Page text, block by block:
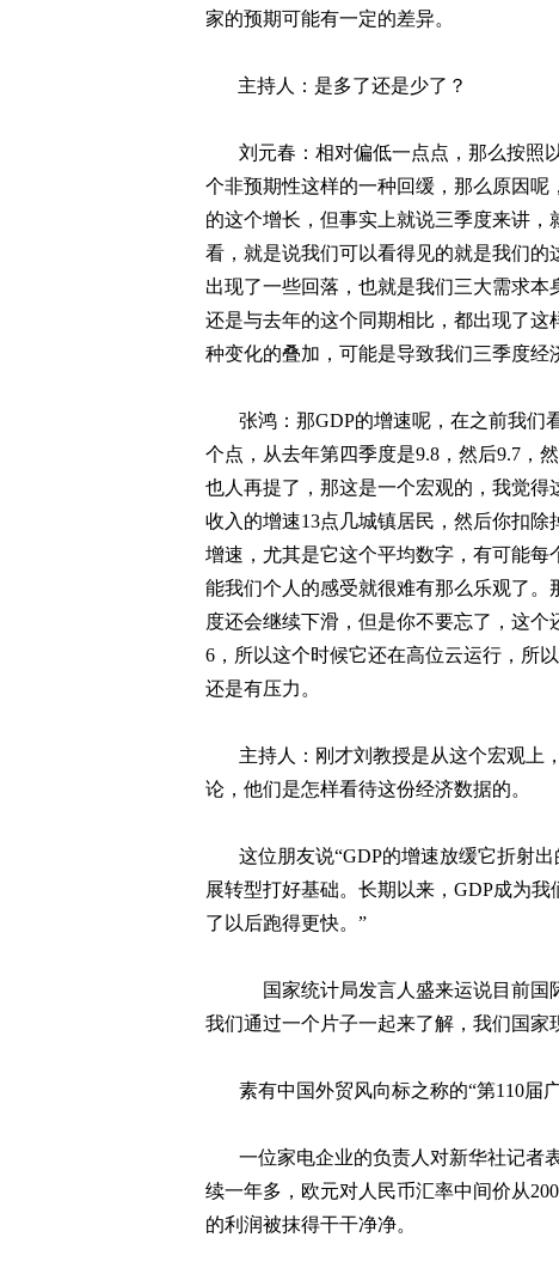
家的预期可能有一定的差异。
主持人：是多了还是少了？
刘元春：相对偏低一点点，那么按照
个非预期性这样的一种回缓，那么原因
的这个增长，但事实上就说三季度来讲
看，就是说我们可以看得见的就是我们
出现了一些回落，也就是我们三大需求
还是与去年的这个同期相比，都出现了
种变化的叠加，可能是导致我们三季度经
张鸿：那GDP的增速呢，在之前我们
个点，从去年第四季度是9.8 ，然后9.7 ，
也人再提了，那这是一个宏观的，我觉
收入的增速13点几城镇居民，然后你扣除
增速，尤其是它这个平均数字，有可能
能我们个人的感受就很难有那么乐观了。
度还会继续下滑，但是你不要忘了，这个
6 ，所以这个时候它还在高位云运行，所
还是有压力。
主持人：刚才刘教授是从这个宏观上
论，他们是怎样看待这份经济数据的。
这位朋友说“GDP的增速放缓它折射
展转型打好基础。长期以来， GDP成为我
了以后跑得更快。”
国家统计局发言人盛来运说目前
我们通过一个片子一起来了解，我们国家
素有中国外贸风向标之称的“第110届
一位家电企业的负责人对新华社记者
续一年多，欧元对人民币汇率中间价从
的利润被抹得干干净净。